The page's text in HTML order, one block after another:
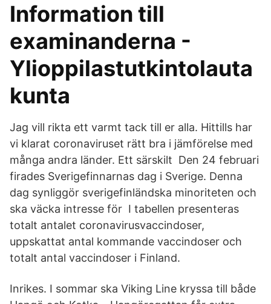
Information till
examinanderna -
Ylioppilastutkintolauta
kunta
Jag vill rikta ett varmt tack till er alla. Hittills har
vi klarat coronaviruset rätt bra i jämförelse med
många andra länder. Ett särskilt Den 24 februari
firades Sverigefinnarnas dag i Sverige. Denna
dag synliggör sverigefinländska minoriteten och
ska väcka intresse för I tabellen presenteras
totalt antalet coronavirusvaccindoser,
uppskattat antal kommande vaccindoser och
totalt antal vaccindoser i Finland.
Inrikes. I sommar ska Viking Line kryssa till både